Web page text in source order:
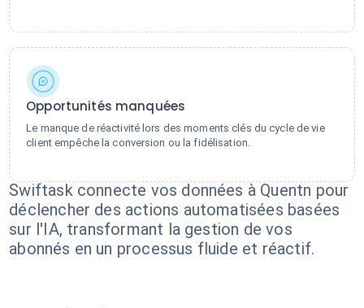
Opportunités manquées
Le manque de réactivité lors des moments clés du cycle de vie
client empêche la conversion ou la fidélisation.
Swiftask connecte vos données à Quentn pour
déclencher des actions automatisées basées
sur l'IA, transformant la gestion de vos
abonnés en un processus fluide et réactif.